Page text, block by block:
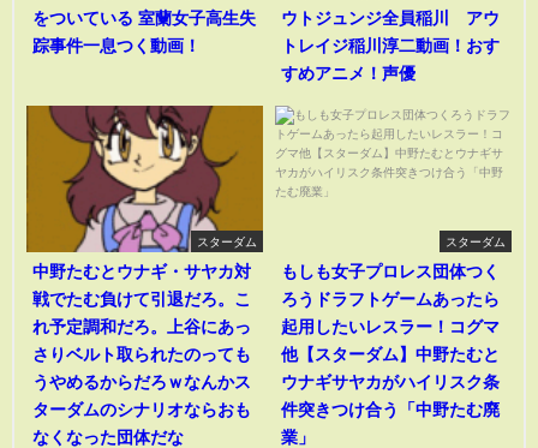
をついている 室蘭女子高生失
踪事件一息つく動画！
ウトジュンジ全員稲川 アウ
トレイジ稲川淳二動画！おす
すめアニメ！声優
スターダム
中野たむとウナギ・サヤカ対
戦でたむ負けて引退だろ。こ
れ予定調和だろ。上谷にあっ
さりベルト取られたのっても
うやめるからだろｗなんかス
ターダムのシナリオならおも
なくなった団体だな
スターダム
もしも女子プロレス団体つく
ろうドラフトゲームあったら
起用したいレスラー！コグマ
他【スターダム】中野たむと
ウナギサヤカがハイリスク条
件突きつけ合う「中野たむ廃
業」